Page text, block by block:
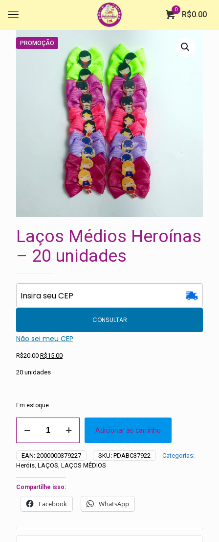
0
R$0.00
PROMOÇÃO
Laços Médios Heroínas
– 20 unidades
CONSULTAR
Não sei meu CEP
R$20.00 O
original
R$15.00O
20 unidades
Em estoque
Médios
-
20
unidades
quantidade
Adicionar ao carrinho
EAN: 2000000379227 SKU: PDABC37922
Categorias:
Heróis, LAÇOS, LAÇOS MÉDIOS
Compartilhe isso:
Facebook WhatsApp